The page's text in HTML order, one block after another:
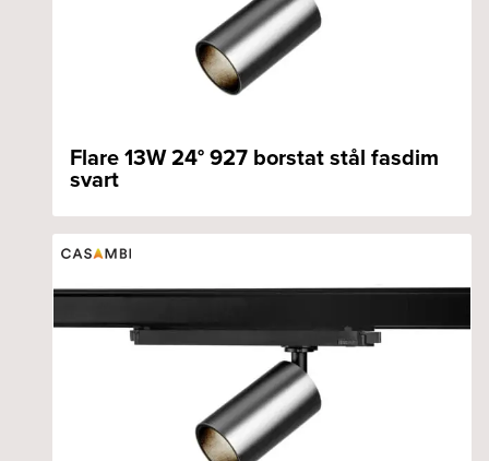
Flare 13W 24° 927 borstat stål fasdim
svart